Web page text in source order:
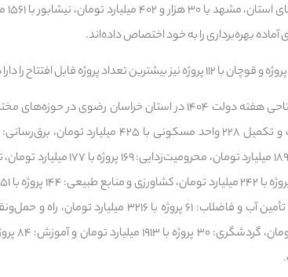
آماده بهره‌برداری را به خود اختصاص داده‌اند.